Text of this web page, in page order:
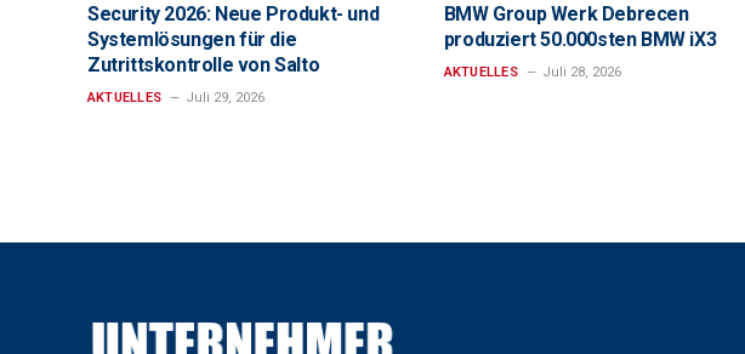
Security 2026: Neue Produkt- und
Systemlösungen für die
Zutrittskontrolle von Salto
AKTUELLES Juli 29, 2026
BMW Group Werk Debrecen
produziert 50.000sten BMW iX3
AKTUELLES Juli 28, 2026